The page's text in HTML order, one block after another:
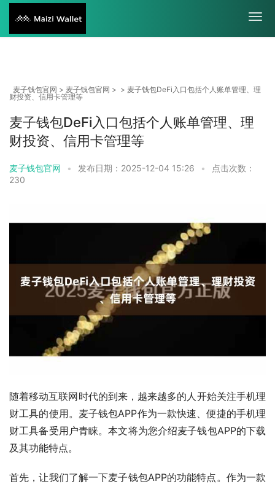
麦子钱包官网 > 麦子钱包官网 > > 麦子钱包DeFi入口包括个人账单管理、理
财投资、信用卡管理等
麦子钱包DeFi入口包括个人账单管理、理
财投资、信用卡管理等
麦子钱包官网 • 发布日期：2025-12-04 15:26 •
点击次数：
230
随着移动互联网时代的到来，越来越多的人开始关注手机理
财工具的使用。麦子钱包APP作为一款快速、便捷的手机理
财工具备受用户青睐。本文将为您介绍麦子钱包APP的下载
及其功能特点。
首先，让我们了解一下麦子钱包APP的功能特点。作为一款